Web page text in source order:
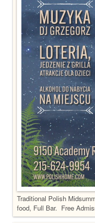
Traditional Polish
food, Full Bar. Free